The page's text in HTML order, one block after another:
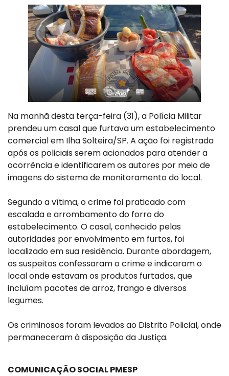
Na manhã desta terça-feira (31), a Polícia Militar
prendeu um casal que furtava um estabelecimento
comercial em Ilha Solteira/SP. A ação foi registrada
após os policiais serem acionados para atender a
ocorrência e identificarem os autores por meio de
imagens do sistema de monitoramento do local.
Segundo a vítima, o crime foi praticado com
escalada e arrombamento do forro do
estabelecimento. O casal, conhecido pelas
autoridades por envolvimento em furtos, foi
localizado em sua residência. Durante abordagem,
os suspeitos confessaram o crime e indicaram o
local onde estavam os produtos furtados, que
incluíam pacotes de arroz, frango e diversos
legumes.
Os criminosos foram levados ao Distrito Policial, onde
permaneceram à disposição da Justiça.
COMUNICAÇÃO SOCIAL PMESP